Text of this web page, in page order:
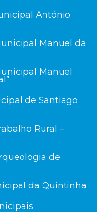
António
Manuel da
Manuel
de Santiago
Rural –
de
da Quintinha